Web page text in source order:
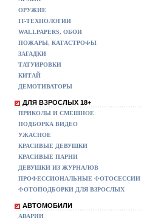
ОРУЖИЕ
IT-ТЕХНОЛОГИИ
WALLPAPERS, ОБОИ
ПОЖАРЫ, КАТАСТРОФЫ
ЗАГАДКИ
ТАТУИРОВКИ
КИТАЙ
ДЕМОТИВАТОРЫ
ДЛЯ ВЗРОСЛЫХ 18+
ПРИКОЛЫ И СМЕШНОЕ
ПОДБОРКА ВИДЕО
УЖАСНОЕ
КРАСИВЫЕ ДЕВУШКИ
КРАСИВЫЕ ПАРНИ
ДЕВУШКИ ИЗ ЖУРНАЛОВ
ПРОФЕССИОНАЛЬНЫЕ ФОТОСЕССИИ
ФОТОПОДБОРКИ ДЛЯ ВЗРОСЛЫХ
АВТОМОБИЛИ
АВАРИИ